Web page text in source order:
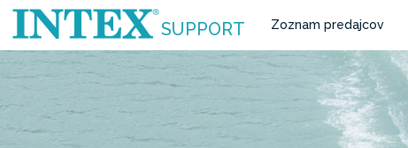
SUPPORT Zoznam predajcov